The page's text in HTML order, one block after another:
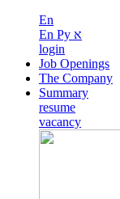
En
En Ру א
login
Job Openings
The Company
Summary
resume
vacancy